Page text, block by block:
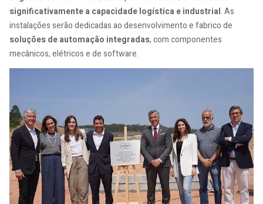
significativamente a capacidade logística e industrial. As
instalações serão dedicadas ao desenvolvimento e fabrico de
soluções de automação integradas, com componentes
mecânicos, elétricos e de software.